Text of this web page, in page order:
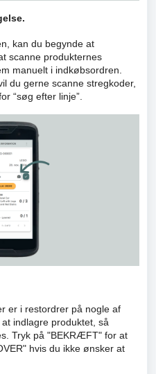
kan du begynde at
scanne produkternes
manuelt i indkøbsordren.
du gerne scanne stregkoder,
“søg efter linje”.
er i restordrer på nogle af
indlagre produktet, så
Tryk på "BEKRÆFT" for at
hvis du ikke ønsker at